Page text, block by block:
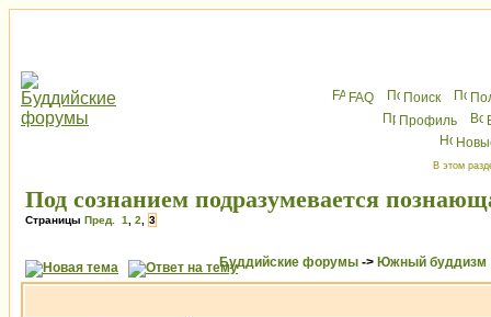
FAQ Поиск
Профиль
В этом
Под сознанием подразумевается
Страницы Пред. 1 2 3
Буддийские форумы -> Южный буддизм